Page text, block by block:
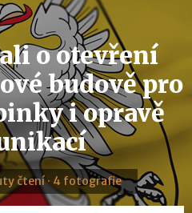
o otevření
budově pro
i opravě
čtení · 4 fotografie